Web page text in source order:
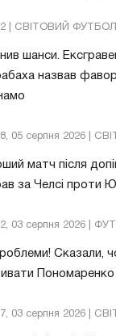
| СВІТОВИЙ ФУТБОЛ
шанси.
назвав
05 серпня 2026 |
матч після
за Челсі проти
03 серпня 2026 |
Сказали,
03 серпня 2026 |